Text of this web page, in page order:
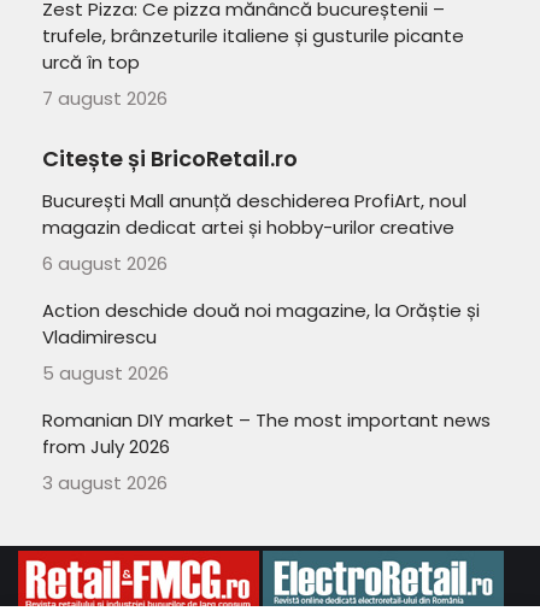
Zest Pizza: Ce pizza mănâncă bucureștenii –
trufele, brânzeturile italiene și gusturile picante
urcă în top
7 august 2026
Citește și BricoRetail.ro
București Mall anunță deschiderea ProfiArt, noul
magazin dedicat artei și hobby-urilor creative
6 august 2026
Action deschide două noi magazine, la Orăștie și
Vladimirescu
5 august 2026
Romanian DIY market – The most important news
from July 2026
3 august 2026